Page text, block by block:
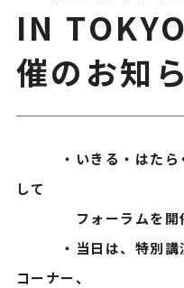
IN
催のお知
・いきる・はたらく
して
フォーラムを開
・当日は、特別講演
コーナー、